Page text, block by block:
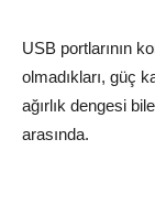
USB portlarının
olmadıkları, güç
ağırlık dengesi
arasında.